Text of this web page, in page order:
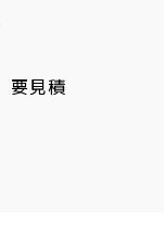
要見積